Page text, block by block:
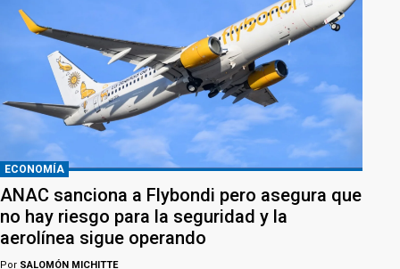
ECONOMÍA
ANAC sanciona a Flybondi pero asegura que
no hay riesgo para la seguridad y la
aerolínea sigue operando
Por SALOMÓN MICHITTE